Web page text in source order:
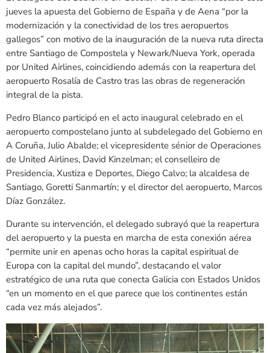
jueves la apuesta del Gobierno de España y de Aena “por la
modernización y la conectividad de los tres aeropuertos
gallegos” con motivo de la inauguración de la nueva ruta directa
entre Santiago de Compostela y Newark/Nueva York, operada
por United Airlines, coincidiendo además con la reapertura del
aeropuerto Rosalía de Castro tras las obras de regeneración
integral de la pista.
Pedro Blanco participó en el acto inaugural celebrado en el
aeropuerto compostelano junto al subdelegado del Gobierno en
A Coruña, Julio Abalde; el vicepresidente sénior de Operaciones
de United Airlines, David Kinzelman; el conselleiro de
Presidencia, Xustiza e Deportes, Diego Calvo; la alcaldesa de
Santiago, Goretti Sanmartín; y el director del aeropuerto, Marcos
Díaz González.
Durante su intervención, el delegado subrayó que la reapertura
del aeropuerto y la puesta en marcha de esta conexión aérea
“permite unir en apenas ocho horas la capital espiritual de
Europa con la capital del mundo”, destacando el valor
estratégico de una ruta que conecta Galicia con Estados Unidos
“en un momento en el que parece que los continentes están
cada vez más alejados”.